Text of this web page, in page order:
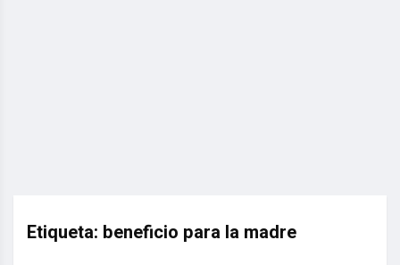
Etiqueta: beneficio para la madre